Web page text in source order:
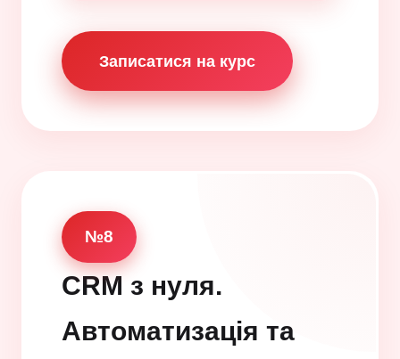
Записатися на курс
№8
CRM з нуля.
Автоматизація та